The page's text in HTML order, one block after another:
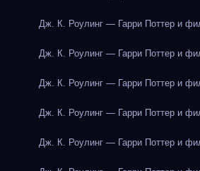
Дж. К. Роулинг — Гарри Поттер и
Дж. К. Роулинг — Гарри Поттер и
Дж. К. Роулинг — Гарри Поттер и
Дж. К. Роулинг — Гарри Поттер и
Дж. К. Роулинг — Гарри Поттер и